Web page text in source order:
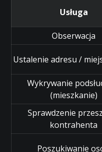
Usługa
Obserwacja
Ustalenie adresu /
Wykrywanie
(mieszkanie)
Sprawdzenie
kontrahenta
Poszukiwanie